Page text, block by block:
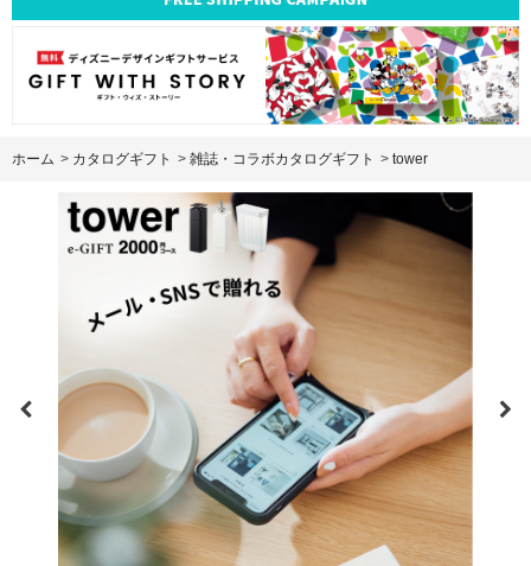
ホーム > カタログギフト > 雑誌・コラボカタログギフト > tower